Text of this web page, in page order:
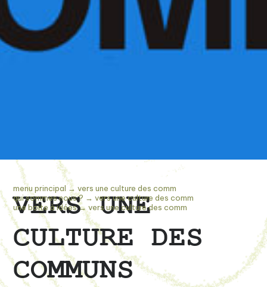
menu principal → vers une culture des comm
qui sommes nous ? → vers une culture des comm
une boite à idées→ vers une culture des comm
VERS UNE
CULTURE DES
COMMUNS